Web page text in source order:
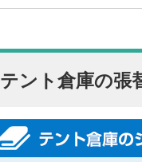
テント倉庫の張